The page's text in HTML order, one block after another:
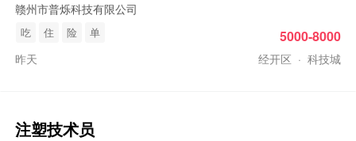
赣州市普烁科技有限公司
吃 住 险 单
昨天 经开区 · 科技城
5000-8000
注塑技术员